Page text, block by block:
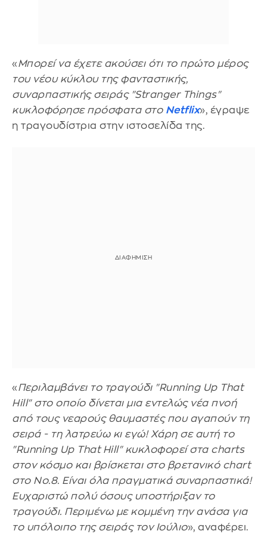
«Μπορεί να έχετε ακούσει ότι το πρώτο μέρος
του νέου κύκλου της φανταστικής,
συναρπαστικής σειράς "Stranger Things"
κυκλοφόρησε πρόσφατα στο Netflix», έγραψε
η τραγουδίστρια στην ιστοσελίδα της.
«Περιλαμβάνει το τραγούδι "Running Up That
Hill" στο οποίο δίνεται μια εντελώς νέα πνοή
από τους νεαρούς θαυμαστές που αγαπούν τη
σειρά - τη λατρεύω κι εγώ! Χάρη σε αυτή το
"Running Up That Hill" κυκλοφορεί στα charts
στον κόσμο και βρίσκεται στο βρετανικό chart
στο Νο.8. Είναι όλα πραγματικά συναρπαστικά!
Ευχαριστώ πολύ όσους υποστήριξαν το
τραγούδι. Περιμένω με κομμένη την ανάσα για
το υπόλοιπο της σειράς τον Ιούλιο», αναφέρει.